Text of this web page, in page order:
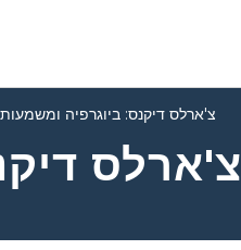
צ'ארלס דיקנס: ביוגרפיה ומשמעות
צ'ארלס